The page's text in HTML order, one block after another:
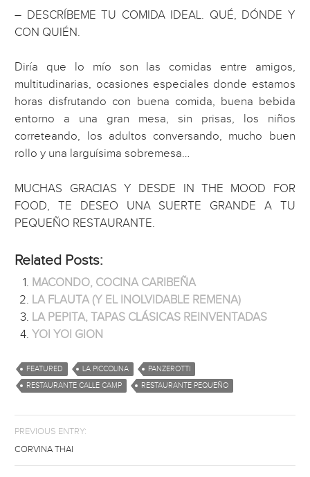
– DESCRÍBEME TU COMIDA IDEAL. QUÉ, DÓNDE Y
CON QUIÉN.
Diría que lo mío son las comidas entre amigos,
multitudinarias, ocasiones especiales donde estamos
horas disfrutando con buena comida, buena bebida
entorno a una gran mesa, sin prisas, los niños
correteando, los adultos conversando, mucho buen
rollo y una larguísima sobremesa…
MUCHAS GRACIAS Y DESDE IN THE MOOD FOR
FOOD, TE DESEO UNA SUERTE GRANDE A TU
PEQUEÑO RESTAURANTE.
Related Posts:
MACONDO, COCINA CARIBEÑA
LA FLAUTA (Y EL INOLVIDABLE REMENA)
LA PEPITA, TAPAS CLÁSICAS REINVENTADAS
YOI YOI GION
FEATURED LA PICCOLINA
PANZEROTTI
RESTAURANTE CALLE CAMP
RESTAURANTE PEQUEÑO
PREVIOUS ENTRY:
CORVINA THAI